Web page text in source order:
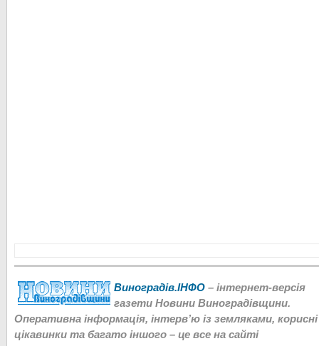
Виноградів.ІНФО – інтернет-версія
газети Новини Виноградівщини.
Оперативна інформація, інтерв’ю із земляками, корисні
цікавинки та багато іншого – це все на сайті